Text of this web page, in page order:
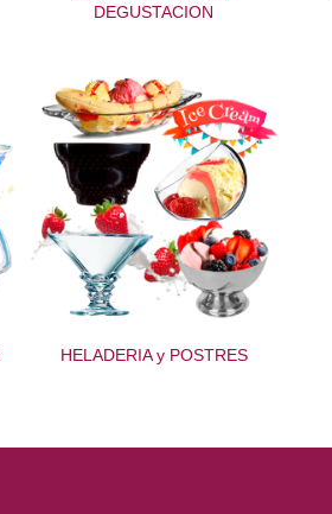
DEGUSTACION
HELADERIA y POSTRES